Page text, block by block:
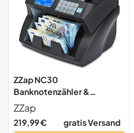
ZZap NC30
Banknotenzähler &
Falschgeld-Detektor -
Geldzählmaschine
Geldzähler
ZZap
219,99 € gratis Versand